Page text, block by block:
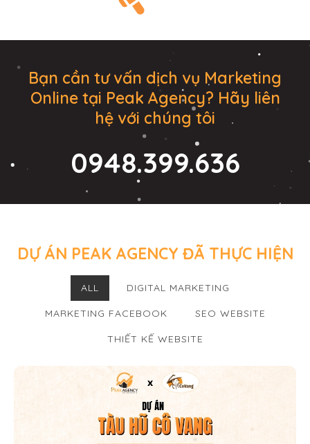
Bạn cần tư vấn dịch vụ Marketing
Online tại Peak Agency? Hãy liên
hệ với chúng tôi
0948.399.636
DỰ ÁN PEAK AGENCY ĐÃ THỰC HIỆN
ALL DIGITAL MARKETING
MARKETING FACEBOOK SEO WEBSITE
THIẾT KẾ WEBSITE